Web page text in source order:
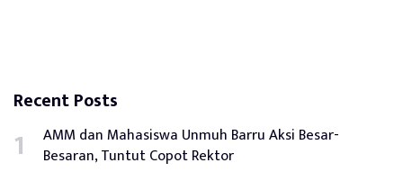
Recent Posts
AMM dan Mahasiswa Unmuh Barru Aksi Besar-
Besaran, Tuntut Copot Rektor